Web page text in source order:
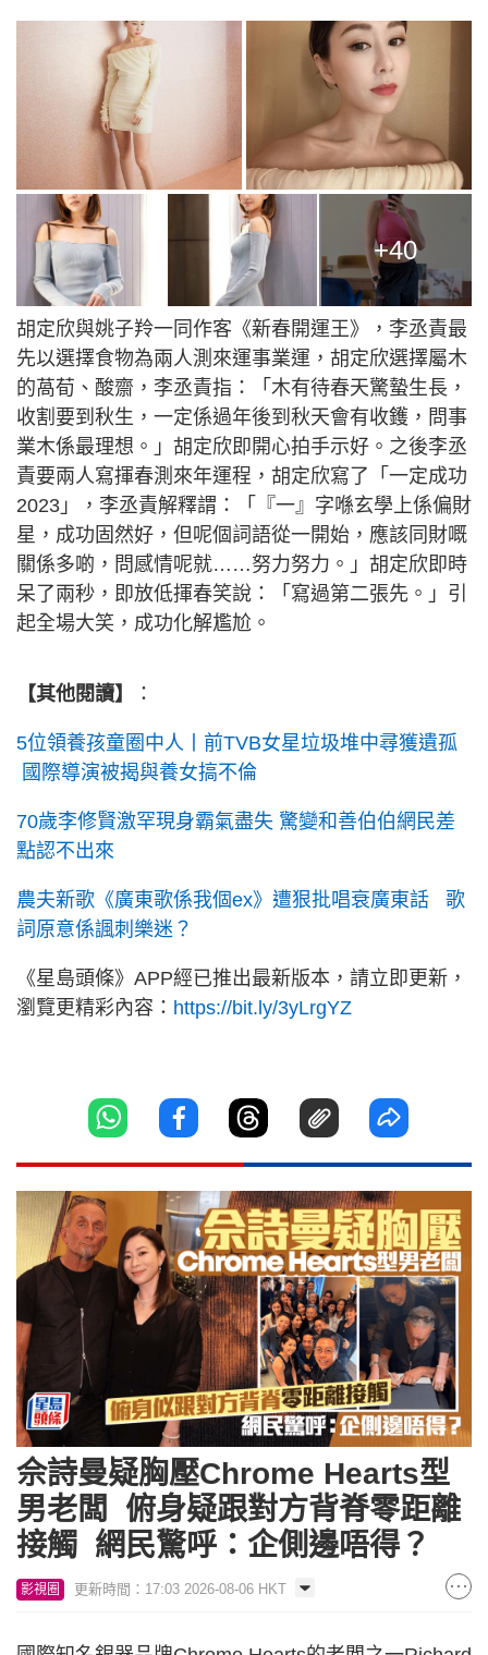
+40
胡定欣與姚子羚一同作客《新春開運王》，李丞責最
先以選擇食物為兩人測來運事業運，胡定欣選擇屬木
的萵荀、酸齋，李丞責指：「木有待春天驚蟄生長，
收割要到秋生，一定係過年後到秋天會有收鑊，問事
業木係最理想。」胡定欣即開心拍手示好。之後李丞
責要兩人寫揮春測來年運程，胡定欣寫了「一定成功
2023」，李丞責解釋謂：「『一』字喺玄學上係偏財
星，成功固然好，但呢個詞語從一開始，應該同財嘅
關係多啲，問感情呢就……努力努力。」胡定欣即時
呆了兩秒，即放低揮春笑說：「寫過第二張先。」引
起全場大笑，成功化解尷尬。
【其他閱讀】 ：
5位領養孩童圈中人丨前TVB女星垃圾堆中尋獲遺孤
國際導演被揭與養女搞不倫
70歲李修賢激罕現身霸氣盡失 驚變和善伯伯網民差
點認不出來
農夫新歌《廣東歌係我個ex》遭狠批唱衰廣東話 歌
詞原意係諷刺樂迷？
《星島頭條》APP經已推出最新版本，請立即更新，
瀏覽更精彩內容： https://bit.ly/3yLrgYZ
佘詩曼疑胸壓Chrome Hearts型
男老闆 俯身疑跟對方背脊零距離
接觸 網民驚呼：企側邊唔得？
影視圈 更新時間：17:03 2026-08-06 HKT